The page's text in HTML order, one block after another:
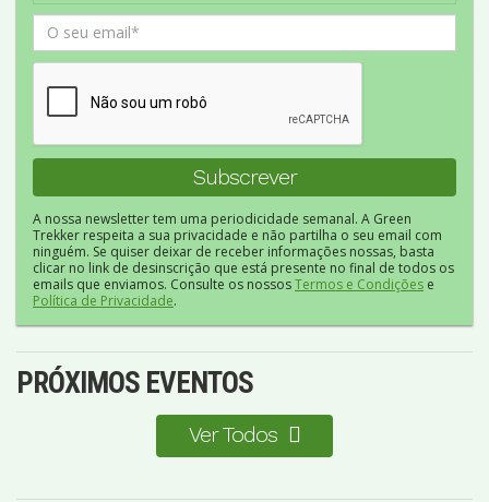
A nossa newsletter tem uma periodicidade semanal. A Green
Trekker respeita a sua privacidade e não partilha o seu email com
ninguém. Se quiser deixar de receber informações nossas, basta
clicar no link de desinscrição que está presente no final de todos os
emails que enviamos. Consulte os nossosTermos e Condições e
Política de Privacidade.
PRÓXIMOS EVENTOS
Ver Todos